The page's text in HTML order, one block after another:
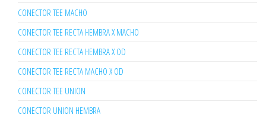
CONECTOR TEE MACHO
CONECTOR TEE RECTA HEMBRA X MACHO
CONECTOR TEE RECTA HEMBRA X OD
CONECTOR TEE RECTA MACHO X OD
CONECTOR TEE UNION
CONECTOR UNION HEMBRA